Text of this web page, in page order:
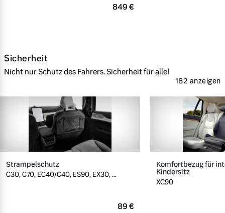
849 €
Sicherheit
Nicht nur Schutz des Fahrers. Sicherheit für alle!
182 anzeigen
Strampelschutz
C30, C70, EC40/C40, ES90, EX30, ...
89 €
Komfortbezug für
Kindersitz
XC90